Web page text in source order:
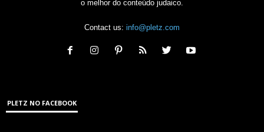
o melhor do conteúdo judaico.
Contact us: info@pletz.com
PLETZ NO FACEBOOK